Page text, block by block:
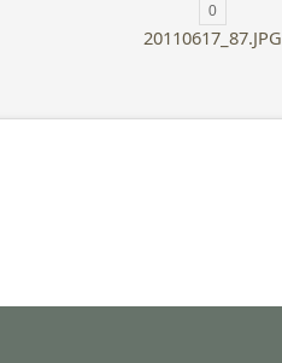
0
20110617_87.JPG